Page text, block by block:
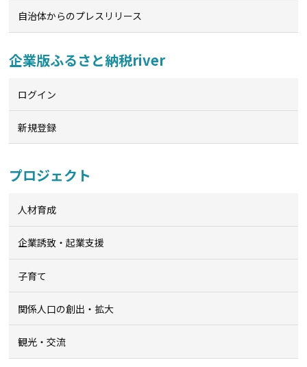
自治体からのプレスリリース
企業版ふるさと納税river
ログイン
新規登録
プロジェクト
人材育成
企業誘致・起業支援
子育て
関係人口の創出・拡大
観光・交流